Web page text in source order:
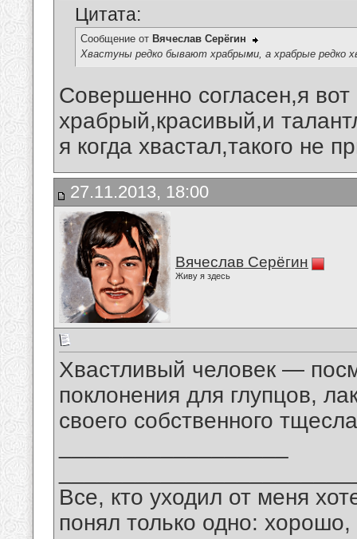
Цитата:
Сообщение от Вячеслав Серёгин
Хвастуны редко бывают храбрыми, а храбрые редко
Совершенно согласен,я
храбрый,красивый,и
я когда хвастал,такого не
27.11.2013, 18:00
Вячеслав Серёгин
Живу я здесь
Хвастливый человек —
поклонения для глупцов,
своего собственного
Все, кто уходил от меня
понял только одно: